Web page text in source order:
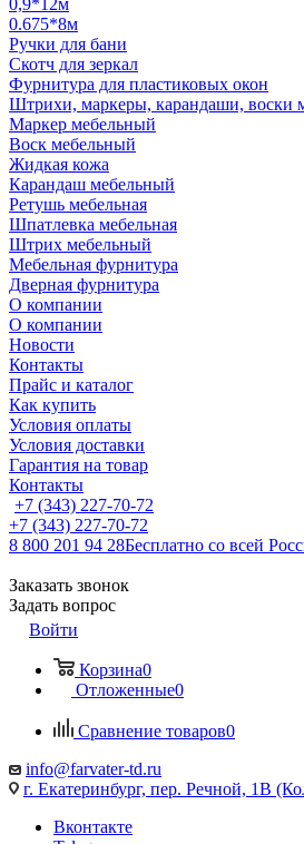
0,9*12м
0.675*8м
Ручки для бани
Скотч для зеркал
Фурнитура для пластиковых окон
Штрихи, маркеры, карандаши, воски
Маркер мебельный
Воск мебельный
Жидкая кожа
Карандаш мебельный
Ретушь мебельная
Шпатлевка мебельная
Штрих мебельный
Мебельная фурнитура
Дверная фурнитура
О компании
О компании
Новости
Контакты
Прайс и каталог
Как купить
Условия оплаты
Условия доставки
Гарантия на товар
Контакты
+7 (343) 227-70-72
+7 (343) 227-70-72
8 800 201 94 28Бесплатно со всей
Заказать звонок
Задать вопрос
Войти
Корзина0
Отложенные0
Сравнение товаров0
info@farvater-td.ru
г. Екатеринбург, пер. Речной, 1В
Вконтакте